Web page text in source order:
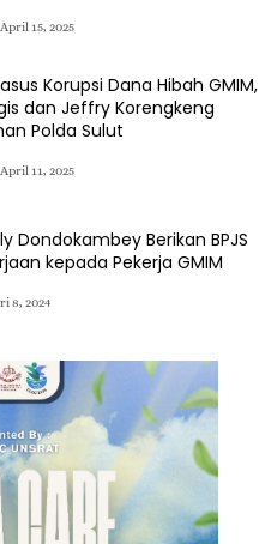
April 15, 2025
Korupsi Dana Hibah GMIM,
dan Jeffry Korengkeng
Polda Sulut
April 11, 2025
Dondokambey Berikan BPJS
kepada Pekerja GMIM
8, 2024